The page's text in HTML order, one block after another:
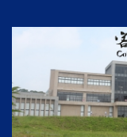
到
內
容
區